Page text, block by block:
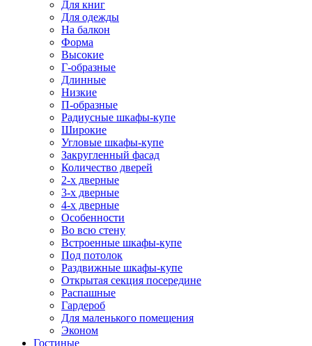
Для книг
Для одежды
На балкон
Форма
Высокие
Г-образные
Длинные
Низкие
П-образные
Радиусные шкафы-купе
Широкие
Угловые шкафы-купе
Закругленный фасад
Количество дверей
2-х дверные
3-х дверные
4-х дверные
Особенности
Во всю стену
Встроенные шкафы-купе
Под потолок
Раздвижные шкафы-купе
Открытая секция посередине
Распашные
Гардероб
Для маленького помещения
Эконом
Гостиные